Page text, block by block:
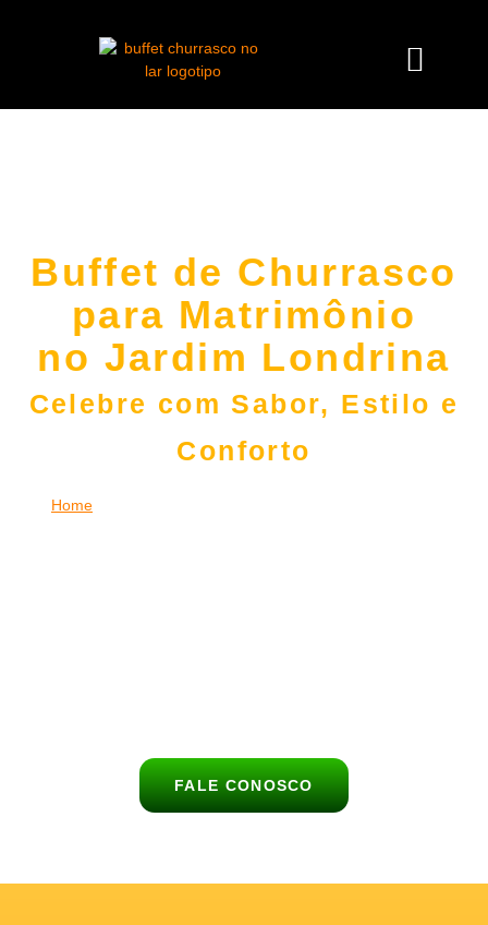
Buffet de Churrasco
para Matrimônio
no Jardim Londrina
Celebre com Sabor, Estilo e
Conforto
Home
FALE CONOSCO